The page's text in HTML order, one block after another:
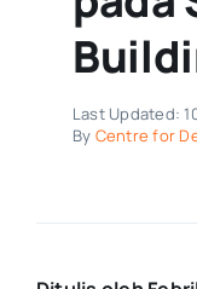
Last Updated:
By Centre for